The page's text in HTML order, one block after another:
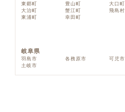
東郷町
豊山町 大口町
大治町
蟹江町 飛島村
東浦町
幸田町
岐阜県
羽島市 各務原市 可児市
土岐市